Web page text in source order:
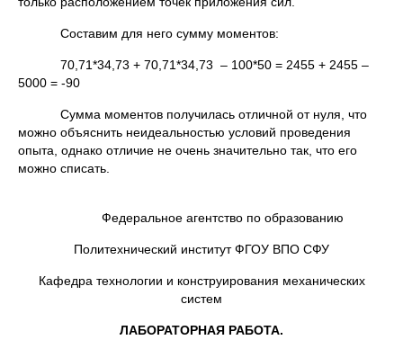
Составим для него сумму моментов:
70,71*34,73 + 70,71*34,73 – 100*50 = 2455 + 2455 –
5000 = -90
Сумма моментов получилась отличной от нуля, что
можно объяснить неидеальностью условий проведения
опыта, однако отличие не очень значительно так, что его
можно списать.
Федеральное агентство по образованию
Политехнический институт ФГОУ ВПО СФУ
Кафедра технологии и конструирования механических
систем
ЛАБОРАТОРНАЯ РАБОТА.